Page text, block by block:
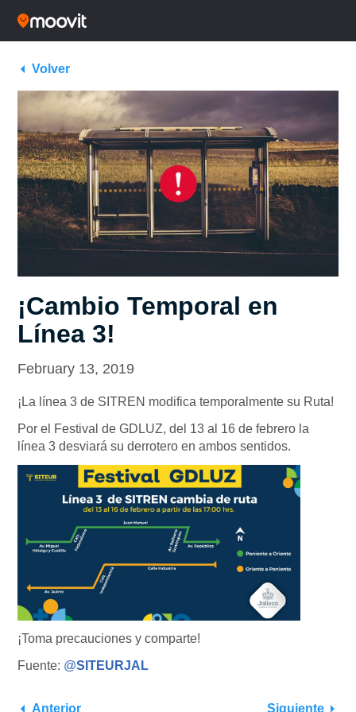
Volver
¡Cambio Temporal en
Línea 3!
February 13, 2019
¡La línea 3 de SITREN modifica temporalmente su Ruta!
Por el Festival de GDLUZ, del 13 al 16 de febrero la
línea 3 desviará su derrotero en ambos sentidos.
¡Toma precauciones y comparte!
Fuente: @SITEURJAL
Anterior Siguiente